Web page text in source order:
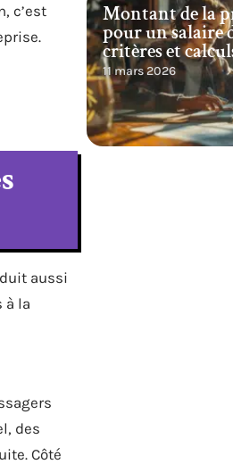
c’est
aussi
à la
des
Côté
Montant de la
pour un salaire
critères et
11 mars 2026